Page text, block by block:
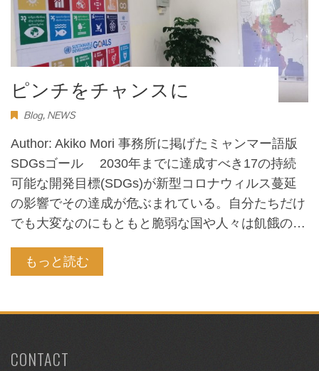
ピンチをチャンスに
Blog, NEWS
Author: Akiko Mori 事務所に掲げたミャンマー語版
SDGsゴール 2030年までに達成すべき17の持続
可能な開発目標(SDGs)が新型コロナウィルス蔓延
の影響でその達成が危ぶまれている。自分たちだけ
でも大変なのにもともと脆弱な国や人々は飢餓の…
もっと読む
CONTACT